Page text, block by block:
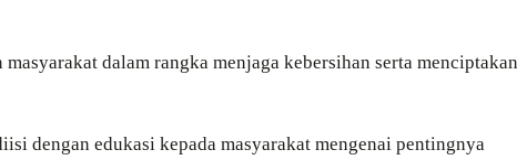
dalam rangka menjaga kebersihan serta menciptakan
dengan edukasi kepada masyarakat mengenai pentingnya